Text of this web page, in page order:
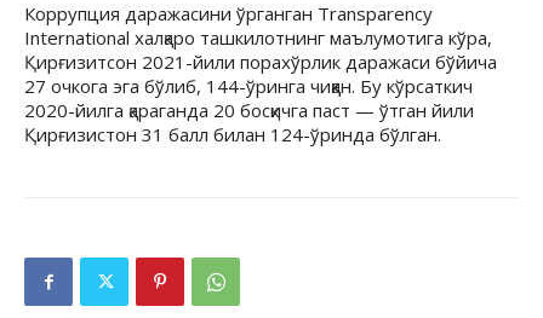
Коррупция даражасини ўрганган Transparency
International халқаро ташкилотнинг маълумотига кўра,
Қирғизитсон 2021-йили порахўрлик даражаси бўйича
27 очкога эга бўлиб, 144-ўринга чиққан. Бу кўрсаткич
2020-йилга қараганда 20 босқичга паст — ўтган йили
Қирғизистон 31 балл билан 124-ўринда бўлган.